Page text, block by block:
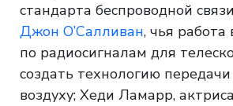
стандарта беспроводной
Джон О’Салливан, чья работа
по радиосигналам для
создать технологию
воздуху; Хеди Ламарр,